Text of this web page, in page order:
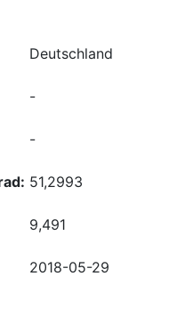
Deutschland
-
-
51,2993
9,491
2018-05-29